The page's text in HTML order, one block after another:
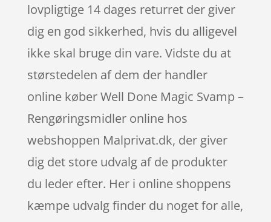
lovpligtige 14 dages returret der giver
dig en god sikkerhed, hvis du alligevel
ikke skal bruge din vare. Vidste du at
størstedelen af dem der handler
online køber Well Done Magic Svamp –
Rengøringsmidler online hos
webshoppen Malprivat.dk, der giver
dig det store udvalg af de produkter
du leder efter. Her i online shoppens
kæmpe udvalg finder du noget for alle,